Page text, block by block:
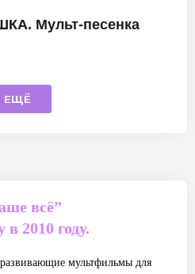
Мульт-песенка
ЕЩЁ
всё”
2010 году.
мультфильмы для